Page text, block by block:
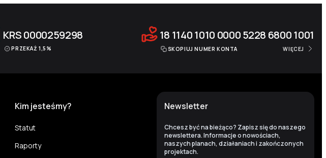
KRS0000259298
PRZEKAŻ 1,5%
18 1140 1010 0000 5228 6800 1001
SKOPIUJ NUMER KONTA WIĘCEJ
Newsletter
Chcesz być na bieżąco? Zapisz się do naszego
newslettera. Informacje o nowościach,
naszych planach, działaniach i zakończonych
projektach.
Kim jesteśmy?
Statut
Raporty